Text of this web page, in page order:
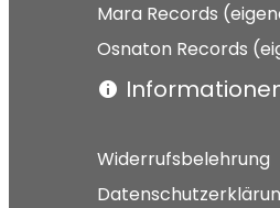
Mara Records
Osnaton Records
Widerrufsbelehrung